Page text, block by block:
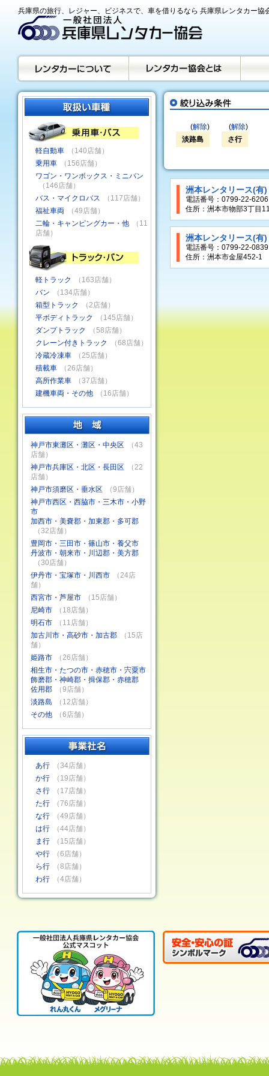
兵庫県の旅行、レジャー、ビジネスで、車を借りるなら 兵庫県レンタカー協
(解除)
淡路島
(解除)
さ行
軽自動車
（140店舗）
乗用車
（156店舗）
ワゴン・ワンボックス・ミニバン
（146店舗）
バス・マイクロバス
（117店舗）
福祉車両
（49店舗）
二輪・キャンピングカー・他
（11
店舗）
軽トラック
（163店舗）
バン
（134店舗）
箱型トラック
（2店舗）
平ボディトラック
（145店舗）
ダンプトラック
（58店舗）
クレーン付きトラック
（68店舗）
冷蔵冷凍車
（25店舗）
積載車
（26店舗）
高所作業車
（37店舗）
建機車両・その他
（16店舗）
神戸市東灘区・灘区・中央区
（43
店舗）
神戸市兵庫区・北区・長田区
（22
店舗）
神戸市須磨区・垂水区
（9店舗）
神戸市西区・西脇市・三木市・小野
市
加西市・美嚢郡・加東郡・多可郡
（32店舗）
豊岡市・三田市・篠山市・養父市
丹波市・朝来市・川辺郡・美方郡
（30店舗）
伊丹市・宝塚市・川西市
（24店
舗）
西宮市・芦屋市
（15店舗）
尼崎市
（18店舗）
明石市
（11店舗）
加古川市・高砂市・加古郡
（15店
舗）
姫路市
（26店舗）
相生市・たつの市・赤穂市・宍粟市
飾磨郡・神崎郡・揖保郡・赤穂郡
佐用郡
（9店舗）
淡路島
（12店舗）
その他
（6店舗）
あ行
（34店舗）
か行
（19店舗）
さ行
（17店舗）
た行
（76店舗）
な行
（49店舗）
は行
（44店舗）
ま行
（15店舗）
や行
（6店舗）
ら行
（8店舗）
わ行
（4店舗）
洲本レンタリース(
電話番号：0799-22-6206
住所：洲本市物部3丁目
洲本レンタリース(
電話番号：0799-22-0839
住所：洲本市金屋452-1